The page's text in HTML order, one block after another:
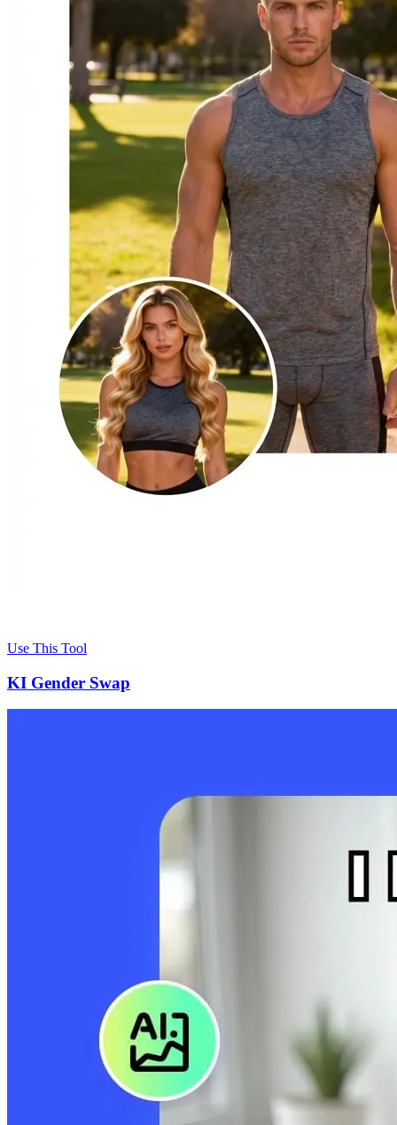
Use This Tool
KI Gender Swap